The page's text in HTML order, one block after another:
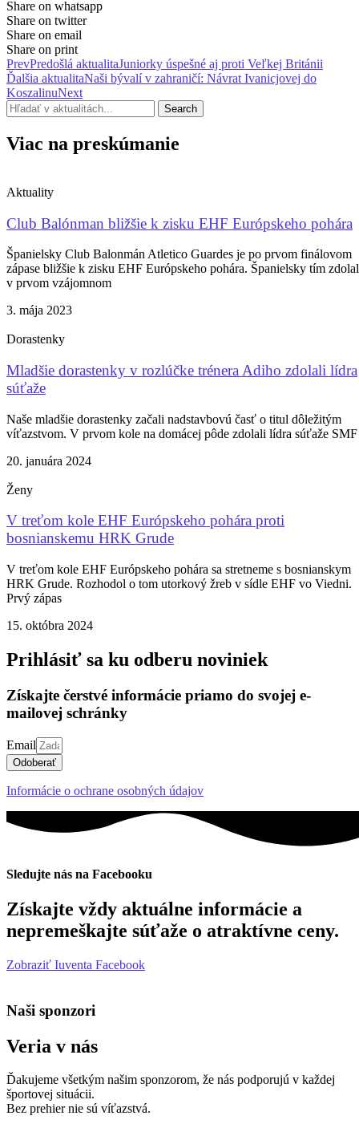
Share on whatsapp
Share on twitter
Share on email
Share on print
PrevPredošlá aktualitaJuniorky úspešné aj proti Veľkej Británii
Ďalšia aktualitaNaši bývalí v zahraničí: Návrat Ivanicjovej do
KoszalinuNext
Search
Viac na preskúmanie
Aktuality
Club Balónman bližšie k zisku EHF Európskeho pohára
Španielsky Club Balonmán Atletico Guardes je po prvom finálovom
zápase bližšie k zisku EHF Európskeho pohára. Španielsky tím zdolal
v prvom vzájomnom
3. mája 2023
Dorastenky
Mladšie dorastenky v rozlúčke trénera Adiho zdolali lídra
súťaže
Naše mladšie dorastenky začali nadstavbovú časť o titul dôležitým
víťazstvom. V prvom kole na domácej pôde zdolali lídra súťaže SMF
20. januára 2024
Ženy
V treťom kole EHF Európskeho pohára proti
bosnianskemu HRK Grude
V treťom kole EHF Európskeho pohára sa stretneme s bosnianskym
HRK Grude. Rozhodol o tom utorkový žreb v sídle EHF vo Viedni.
Prvý zápas
15. októbra 2024
Prihlásiť sa ku odberu noviniek
Získajte čerstvé informácie priamo do svojej e-
mailovej schránky
Email
Odoberať
Informácie o ochrane osobných údajov
Sledujte nás na Facebooku
Získajte vždy aktuálne informácie a
nepremeškajte súťaže o atraktívne ceny.
Zobraziť Iuventa Facebook
Naši sponzori
Veria v nás
Ďakujeme všetkým našim sponzorom, že nás podporujú v každej
športovej situácii.
Bez prehier nie sú víťazstvá.